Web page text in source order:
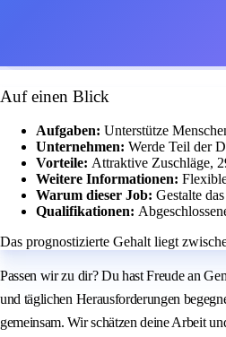
Auf einen Blick
Aufgaben: Unterstütze
Unternehmen: Werde Teil der
Vorteile: Attraktive Zuschläge,
Weitere Informationen:
Warum dieser Job: Gestalte
Qualifikationen:
Das prognostizierte Gehalt liegt
Passen wir zu dir? Du hast Freude an
und täglichen Herausforderungen
gemeinsam. Wir schätzen deine Arbeit